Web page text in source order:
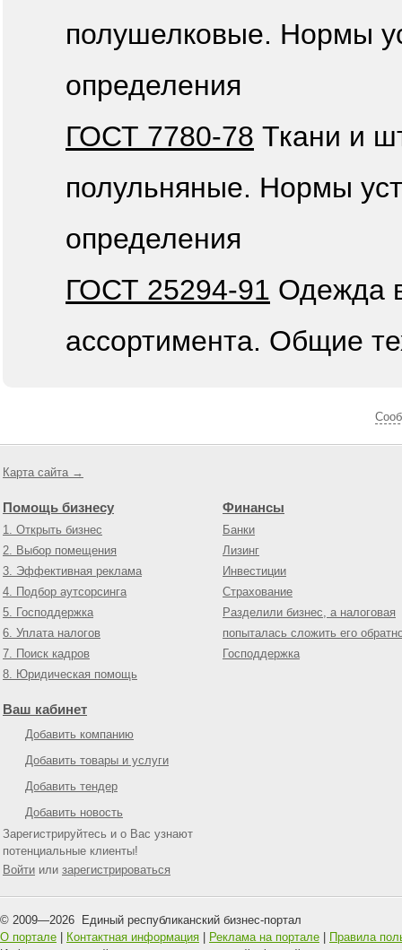
полушелковые. Нормы
определения
ГОСТ 7780-78 Ткани и
полульняные. Нормы
определения
ГОСТ 25294-91 Одежда
ассортимента. Общие
Карта сайта →
Помощь бизнесу
1. Открыть бизнес
2. Выбор помещения
3. Эффективная реклама
4. Подбор аутсорсинга
5. Господдержка
6. Уплата налогов
7. Поиск кадров
8. Юридическая помощь
Финансы
Банки
Лизинг
Инвестиции
Страхование
Разделили бизнес, а налоговая
попыталась сложить его
Господдержка
Ваш кабинет
Добавить компанию
Добавить товары и услуги
Добавить тендер
Добавить новость
Зарегистрируйтесь и о Вас узнают
потенциальные клиенты!
Войти или зарегистрироваться
© 2009—2026 Единый республиканский бизнес-портал
О портале
Контактная информация Реклама на портале
Правила